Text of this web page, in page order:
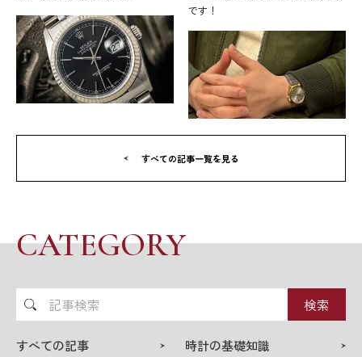
CATEGORY
記
事
検
すべての記事 時計の基礎知識
です！
すべての記事一覧を見る